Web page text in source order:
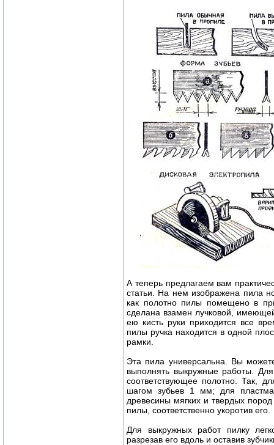
А теперь предлагаем вам
статьи. На нем изображена пила
как полотно пилы помещено в
сделана взамен лучковой,
ею кисть руки приходится все
пилы ручка находится в одной
рамки.
Эта пила универсальна. Вы
выполнять выкружные работы.
соответствующее полотно. Так,
шагом зубьев 1 мм; для
древесины мягких и твердых
пилы, соответственно укоротив его.
Для выкружных работ пилку
разрезав его вдоль и оставив